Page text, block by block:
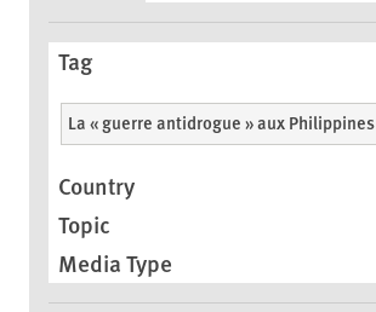
Tag
La « guerre antidrogue » aux Philippines
Country
Topic
Media Type